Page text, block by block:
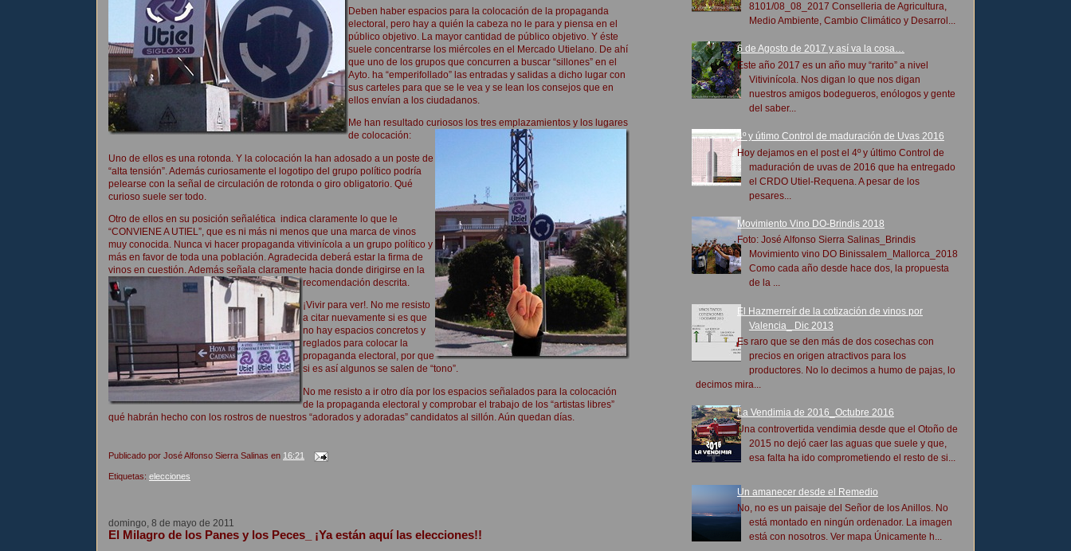
Deben haber espacios para la colocación de la propaganda
electoral, pero hay a quién la cabeza no le para y piensa en el
público objetivo. La mayor cantidad de público objetivo. Y éste
suele concentrarse los miércoles en el Mercado Utielano. De ahí
que uno de los grupos que concurren a buscar “sillones” en el
Ayto. ha “emperifollado” las entradas y salidas a dicho lugar con
sus carteles para que se le vea y se lean los consejos que en
ellos envían a los ciudadanos.
Me han resultado curiosos los tres emplazamientos y los lugares
de colocación:
Uno de ellos es una rotonda. Y la colocación la han adosado a un poste de
“alta tensión”. Además curiosamente el logotipo del grupo político podría
pelearse con la señal de circulación de rotonda o giro obligatorio. Qué
curioso suele ser todo.
Otro de ellos en su posición señalética indica claramente lo que le
“CONVIENE A UTIEL”, que es ni más ni menos que una marca de vinos
muy conocida. Nunca vi hacer propaganda vitivinícola a un grupo político y
más en favor de toda una población. Agradecida deberá estar la firma de
vinos en cuestión. Además señala claramente hacia donde dirigirse en la
recomendación descrita.
¡Vivir para ver!. No me resisto
a citar nuevamente si es que
no hay espacios concretos y
reglados para colocar la
propaganda electoral, por que
si es así algunos se salen de “tono”.
No me resisto a ir otro día por los espacios señalados para la colocación
de la propaganda electoral y comprobar el trabajo de los “artistas libres”
qué habrán hecho con los rostros de nuestros “adorados y adoradas” candidatos al sillón. Aún quedan días.
Publicado por José Alfonso Sierra Salinas en 16:21
Etiquetas: elecciones
domingo, 8 de mayo de 2011
El Milagro de los Panes y los Peces_ ¡Ya están aquí las elecciones!!
8101/08_08_2017 Conselleria de Agricultura,
Medio Ambiente, Cambio Climático y Desarrol...
6 de Agosto de 2017 y así va la cosa…
Este año 2017 es un año muy “rarito” a nivel
Vitivinícola. Nos digan lo que nos digan
nuestros amigos bodegueros, enólogos y gente
del saber...
4º y útimo Control de maduración de Uvas 2016
Hoy dejamos en el post el 4º y último Control de
maduración de uvas de 2016 que ha entregado
el CRDO Utiel-Requena. A pesar de los
pesares...
Movimiento Vino DO-Brindis 2018
Foto: José Alfonso Sierra Salinas_Brindis
Movimiento vino DO Binissalem_Mallorca_2018
Como cada año desde hace dos, la propuesta
de la ...
El Hazmerreír de la cotización de vinos por
Valencia_ Dic 2013
Es raro que se den más de dos cosechas con
precios en origen atractivos para los
productores. No lo decimos a humo de pajas, lo
decimos mira...
La Vendimia de 2016_Octubre 2016
Una controvertida vendimia desde que el Otoño de
2015 no dejó caer las aguas que suele y que,
esa falta ha ido comprometiendo el resto de si...
Un amanecer desde el Remedio
No, no es un paisaje del Señor de los Anillos. No
está montado en ningún ordenador. La imagen
está con nosotros. Ver mapa Únicamente h...